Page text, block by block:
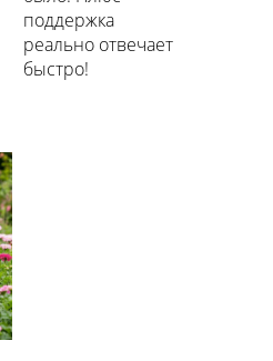
поддержка
реально отвечает
быстро!